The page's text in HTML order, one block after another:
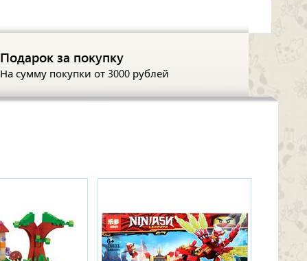
Подарок за покупку
На сумму покупки от 3000 рублей